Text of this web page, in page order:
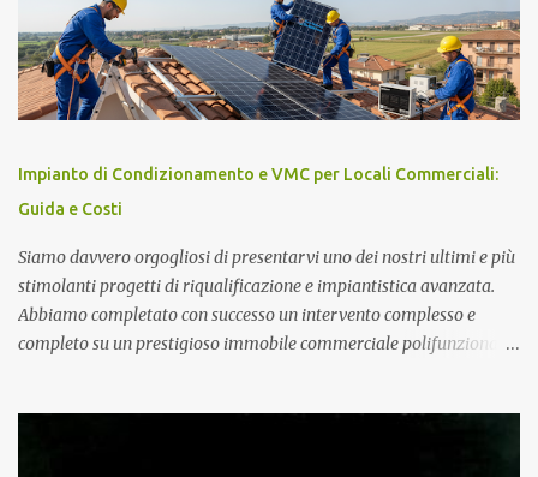
contribuendo significativamente a migliorare le prestazioni
complessive dell'impianto. In questo articolo, esploreremo nel
dettaglio l'importanza del toroide negli impianti fotovoltaici con
accumulo di energia, come funziona, e perché è essenziale per
implicazioni che il suo corretto utilizzo ha sulla durata e
sull'affidabilità dell'intero sistema. Cos'è un Toroide o Meter e
Come Funziona? Il toroide (o meter) è un dispositivo el...
Impianto di Condizionamento e VMC per Locali Commerciali:
Guida e Costi
Siamo davvero orgogliosi di presentarvi uno dei nostri ultimi e più
stimolanti progetti di riqualificazione e impiantistica avanzata.
Abbiamo completato con successo un intervento complesso e
completo su un prestigioso immobile commerciale polifunzionale,